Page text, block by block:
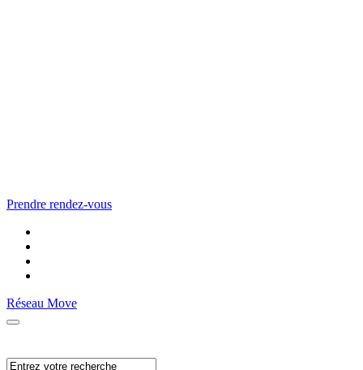
Prendre rendez-vous
Réseau Move